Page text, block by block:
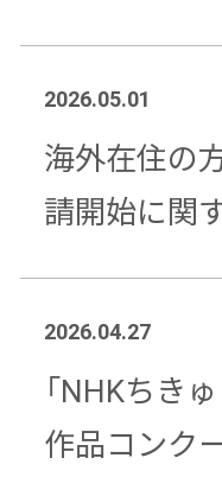
2026.05.01
海外在住の
請開始に関
2026.04.27
「NHKちき
作品コンク